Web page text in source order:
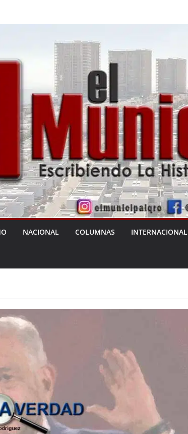
NACIONAL COLUMNAS INTERNACIONAL